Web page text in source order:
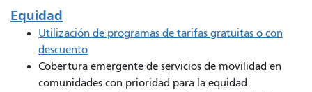
Equidad
Utilización de programas de tarifas gratuitas o con
descuento
Cobertura emergente de servicios de movilidad en
comunidades con prioridad para la equidad.